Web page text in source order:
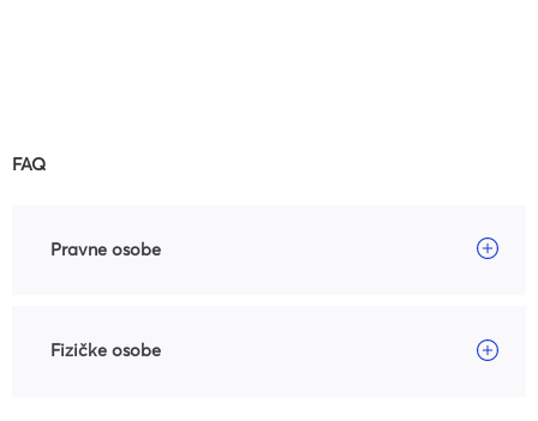
FAQ
Pravne osobe
Fizičke osobe